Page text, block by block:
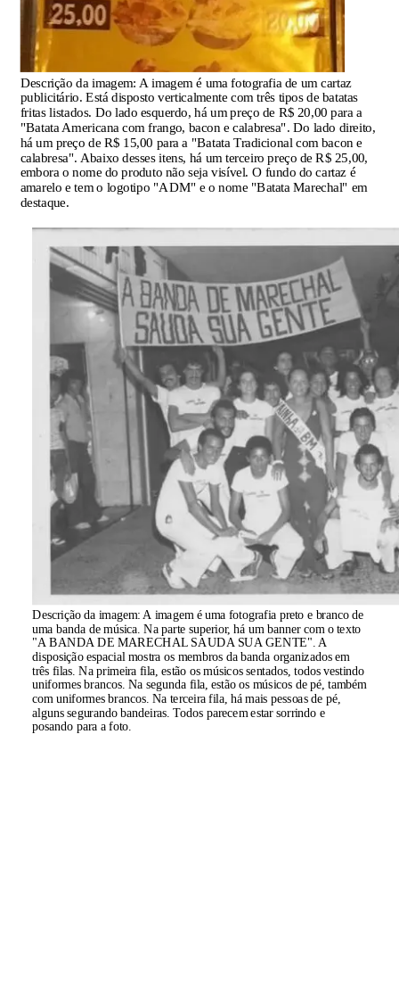
Descrição da imagem: A imagem é uma fotografia de um cartaz
publicitário. Está disposto verticalmente com três tipos de batatas
fritas listados. Do lado esquerdo, há um preço de R$ 20,00 para a
"Batata Americana com frango, bacon e calabresa". Do lado direito,
há um preço de R$ 15,00 para a "Batata Tradicional com bacon e
calabresa". Abaixo desses itens, há um terceiro preço de R$ 25,00,
embora o nome do produto não seja visível. O fundo do cartaz é
amarelo e tem o logotipo "ADM" e o nome "Batata Marechal" em
destaque.
Descrição da imagem: A imagem é uma fotografia preto e branco de
uma banda de música. Na parte superior, há um banner com o texto
"A BANDA DE MARECHAL SAUDA SUA GENTE". A
disposição espacial mostra os membros da banda organizados em
três filas. Na primeira fila, estão os músicos sentados, todos vestindo
uniformes brancos. Na segunda fila, estão os músicos de pé, também
com uniformes brancos. Na terceira fila, há mais pessoas de pé,
alguns segurando bandeiras. Todos parecem estar sorrindo e
posando para a foto.